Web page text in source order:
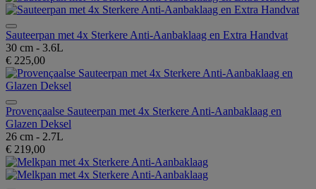
Sauteerpan met 4x Sterkere Anti-Aanbaklaag en Extra Handvat
30 cm - 3.6L
€ 225,00
Provençaalse Sauteerpan met 4x Sterkere Anti-Aanbaklaag en
Glazen Deksel
26 cm - 2.7L
€ 219,00